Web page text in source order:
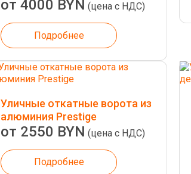
от 4000 BYN (цена с НДС)
Подробнее
Уличные откатные ворота из
алюминия Prestige
от 2550 BYN (цена с НДС)
Подробнее